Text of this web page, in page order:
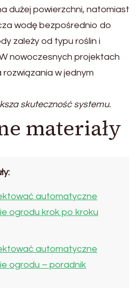
dużej powierzchni, natomiast
wodę bezpośrednio do
zależy od typu roślin i
nowoczesnych projektach
rozwiązania w jednym
skuteczność systemu.
materiały
automatyczne
ogrodu krok po kroku
automatyczne
ogrodu – poradnik